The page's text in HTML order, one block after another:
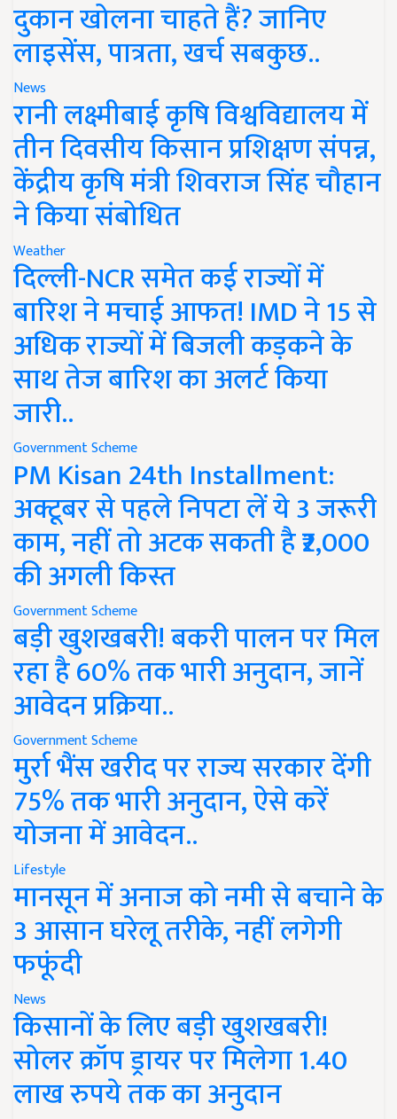
दुकान खोलना चाहते हैं? जानिए
लाइसेंस, पात्रता, खर्च सबकुछ..
News
रानी लक्ष्मीबाई कृषि विश्वविद्यालय में
तीन दिवसीय किसान प्रशिक्षण संपन्न,
केंद्रीय कृषि मंत्री शिवराज सिंह चौहान
ने किया संबोधित
Weather
दिल्ली-NCR समेत कई राज्यों में
बारिश ने मचाई आफत! IMD ने 15 से
अधिक राज्यों में बिजली कड़कने के
साथ तेज बारिश का अलर्ट किया
जारी..
Government Scheme
PM Kisan 24th Installment:
अक्टूबर से पहले निपटा लें ये 3 जरूरी
काम, नहीं तो अटक सकती है ₹2,000
की अगली किस्त
Government Scheme
बड़ी खुशखबरी! बकरी पालन पर मिल
रहा है 60% तक भारी अनुदान, जानें
आवेदन प्रक्रिया..
Government Scheme
मुर्रा भैंस खरीद पर राज्य सरकार देंगी
75% तक भारी अनुदान, ऐसे करें
योजना में आवेदन..
Lifestyle
मानसून में अनाज को नमी से बचाने के
3 आसान घरेलू तरीके, नहीं लगेगी
फफूंदी
News
किसानों के लिए बड़ी खुशखबरी!
सोलर क्रॉप ड्रायर पर मिलेगा 1.40
लाख रुपये तक का अनुदान